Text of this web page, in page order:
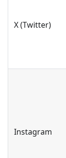
X (Twitter)
Instagram